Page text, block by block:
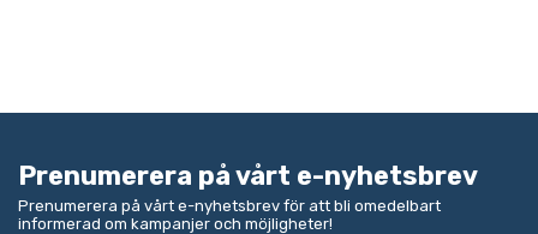
Prenumerera på vårt e-nyhetsbrev
Prenumerera på vårt e-nyhetsbrev för att bli omedelbart
informerad om kampanjer och möjligheter!